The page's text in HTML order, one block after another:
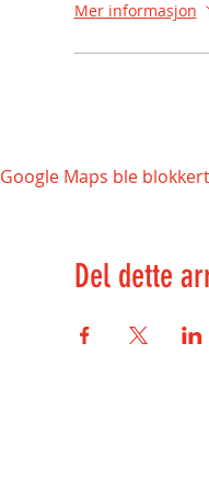
Mer informasjon
Google Maps ble
Del dette